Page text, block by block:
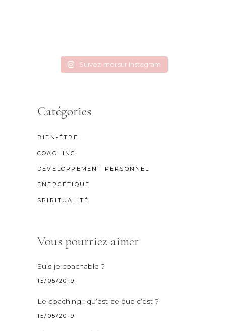
Suivez-moi sur Instagram
Catégories
BIEN-ÊTRE
COACHING
DÉVELOPPEMENT PERSONNEL
ENERGÉTIQUE
SPIRITUALITÉ
Vous pourriez aimer
Suis-je coachable ?
15/05/2019
Le coaching : qu’est-ce que c’est ?
15/05/2019